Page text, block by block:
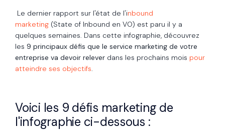
Le dernier rapport sur l'état de l'inbound
marketing (State of Inbound en VO) est paru il y a
quelques semaines. Dans cette infographie, découvrez
les 9 principaux défis que le service marketing de votre
entreprise va devoir relever dans les prochains mois pour
atteindre ses objectifs.
Voici les 9 défis marketing de
l'infographie ci-dessous :